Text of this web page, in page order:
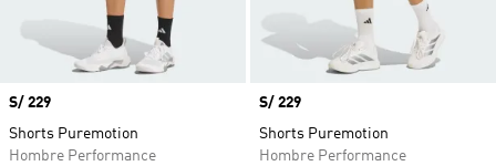
Precio
S/ 229
Shorts Puremotion
Hombre Performance
Precio
S/ 229
Shorts Puremotion
Hombre Performance